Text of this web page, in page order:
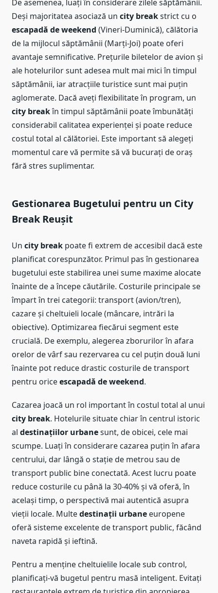
De asemenea, luați în considerare zilele săptămânii.
Deși majoritatea asociază un city breakstrict cu o
escapadă de weekend (Vineri-Duminică), călătoria
de la mijlocul săptămânii (Marți-Joi) poate oferi
avantaje semnificative. Prețurile biletelor de avion și
ale hotelurilor sunt adesea mult mai mici în timpul
săptămânii, iar atracțiile turistice sunt mai puțin
aglomerate. Dacă aveți flexibilitate în program, un
city breakîn timpul săptămânii poate îmbunătăți
considerabil calitatea experienței și poate reduce
costul total al călătoriei. Este important să alegeți
momentul care vă permite să vă bucurați de oraș
fără stres suplimentar.
Gestionarea Bugetului pentru un City
Break Reușit
Un city break poate fi extrem de accesibil dacă este
planificat corespunzător. Primul pas în gestionarea
bugetului este stabilirea unei sume maxime alocate
înainte de a începe căutările. Costurile principale se
împart în trei categorii: transport (avion/tren),
cazare și cheltuieli locale (mâncare, intrări la
obiective). Optimizarea fiecărui segment este
crucială. De exemplu, alegerea zborurilor în afara
orelor de vârf sau rezervarea cu cel puțin două luni
înainte pot reduce drastic costurile de transport
pentru oriceescapadă de weekend.
Cazarea joacă un rol important în costul total al unui
city break. Hotelurile situate chiar în centrul istoric
al destinațiilor urbanesunt, de obicei, cele mai
scumpe. Luați în considerare cazarea puțin în afara
centrului, dar lângă o stație de metrou sau de
transport public bine conectată. Acest lucru poate
reduce costurile cu până la 30-40% și vă oferă, în
același timp, o perspectivă mai autentică asupra
vieții locale. Multedestinații urbane europene
oferă sisteme excelente de transport public, făcând
naveta rapidă și ieftină.
Pentru a menține cheltuielile locale sub control,
planificați-vă bugetul pentru masă inteligent. Evitați